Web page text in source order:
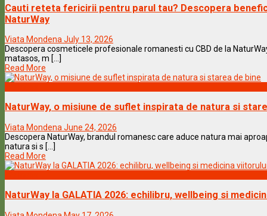
Cauti reteta fericirii pentru parul tau? Descopera
NaturWay
Viata Mondena July 13, 2026
Descopera cosmeticele profesionale romanesti cu CBD de la
matasos, m [...]
Read More
NaturWay, o misiune de suflet inspirata de natura si
Viata Mondena June 24, 2026
Descopera NaturWay, brandul romanesc care aduce natura mai
natura si s [...]
Read More
NaturWay la GALATIA 2026: echilibru, wellbeing si